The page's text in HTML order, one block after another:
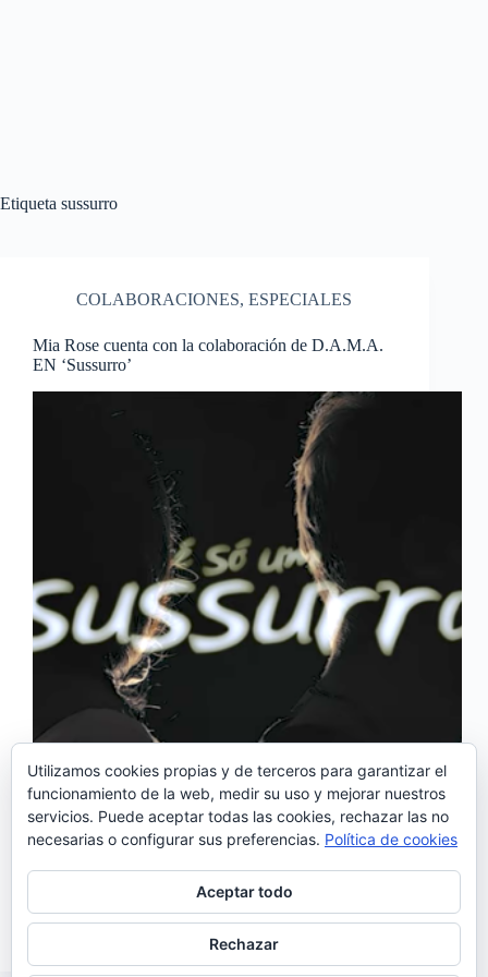
Etiqueta sussurro
COLABORACIONES, ESPECIALES
Mia Rose cuenta con la colaboración de D.A.M.A.
EN ‘Sussurro’
El 19 de mayo salió a la venta “Tudo Pra Dar”, el
nuevo álbum de Mia Rose. La cantante ya había
participado antes en el tema de D.A.M.A.
‘Silence’ y ahora son ellos los que colaboran en esta
canción de la…
Noemí Sánchez
23/05/2017
Utilizamos cookies propias y de terceros para garantizar el
funcionamiento de la web, medir su uso y mejorar nuestros
servicios. Puede aceptar todas las cookies, rechazar las no
necesarias o configurar sus preferencias. Política de cookies
Aceptar todo
Rechazar